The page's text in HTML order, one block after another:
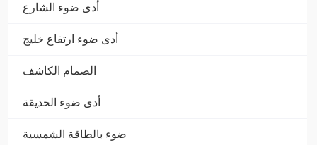
أدى ضوء الشارع
أدى ضوء ارتفاع خليج
الصمام الكاشف
أدى ضوء الحديقة
ضوء بالطاقة الشمسية